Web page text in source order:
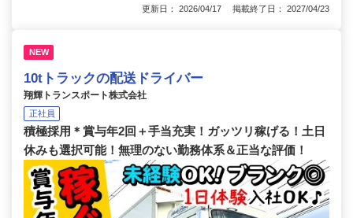
更新日： 2026/04/17 掲載終了日： 2027/04/23
NEW
10tトラックの配送ドライバー
翔輝トランスポート株式会社
正社員
積極採用＊賞与年2回＋手当充実！ガッツリ稼げる！土日
休みも選択可能！無理のない勤務体系＆正当な評価！